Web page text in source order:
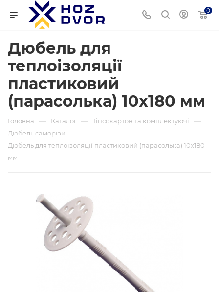
0
Дюбель для
теплоізоляції
пластиковий
(парасолька) 10х180 мм
Головна — Каталог — Гіпсокартон та комплектуючі —
Дюбелі, саморізи —
Дюбель для теплоізоляції пластиковий (парасолька) 10х180
мм